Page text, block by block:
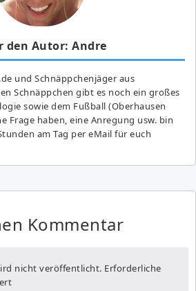
den Autor: Andre
und Schnäppchenjäger aus
Schnäppchen gibt es noch ein großes
sowie dem Fußball (Oberhausen
Frage haben, eine Anregung usw. bin
am Tag per eMail für euch
Kommentar
nicht veröffentlicht. Erforderliche